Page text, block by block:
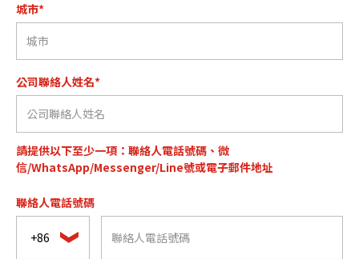
城市*
公司聯絡人姓名*
請提供以下至少一項：聯絡人電話號碼、微
信/WhatsApp/Messenger/Line號或電子郵件地址
聯絡人電話號碼
+86